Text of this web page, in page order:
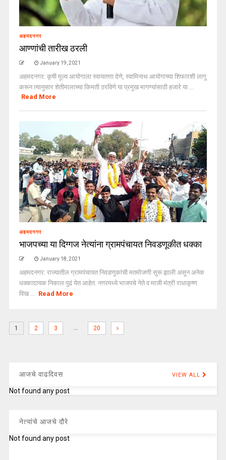
अहमदनगर
आण्णांची तारीख ठरली
January 19, 2021
अहमदनगर: कृषी मूल्य आयोगाला स्वायतत्ता देणे, स्वामिनाथ आयोगाच्या शिफारशी लागू
करून त्यानुसार शेतीमालाच्या किमती ठरविणे या प्रमुख मागण्यांसाठी हजारे या ...
Read More
अहमदनगर
भाजपच्या या दिग्गज नेत्यांना ग्रामपंचायत निवडणूकीत धक्का
January 18, 2021
अहमदनगर: राज्यातील ग्रामपंचायत निवडणुकांची मतमोजणी सुरू झाली असून अनेक
धक्कादायक निकाल पुढं येत आहेत. नगरमध्ये भाजपचे नेते व माजी मंत्री राधाकृष्ण
विख ... Read More
1 2 3 … 20
आजचे वाढदिवस VIEW ALL
Not found any post
नेत्यांचे आजचे दौरे
Not found any post